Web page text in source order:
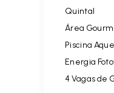
Quintal
Área
Piscina
Energia
4 Vagas de